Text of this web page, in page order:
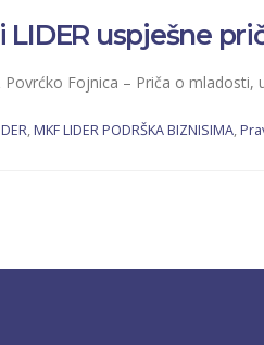
LIDER uspješne
Povrćko Fojnica – Priča o
,MKF LIDER PODRŠKA BIZNISIMA,